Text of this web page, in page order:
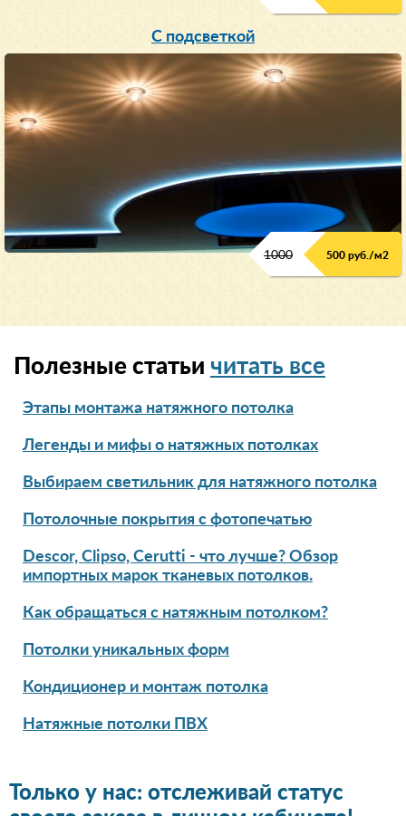
С подсветкой
1000 500 руб./м2
Полезные статьи читать все
Этапы монтажа натяжного потолка
Легенды и мифы о натяжных потолках
Выбираем светильник для натяжного потолка
Потолочные покрытия с фотопечатью
Descor, Clipso, Cerutti - что лучше? Обзор
импортных марок тканевых потолков.
Как обращаться с натяжным потолком?
Потолки уникальных форм
Кондиционер и монтаж потолка
Натяжные потолки ПВХ
Только у нас: отслеживай статус